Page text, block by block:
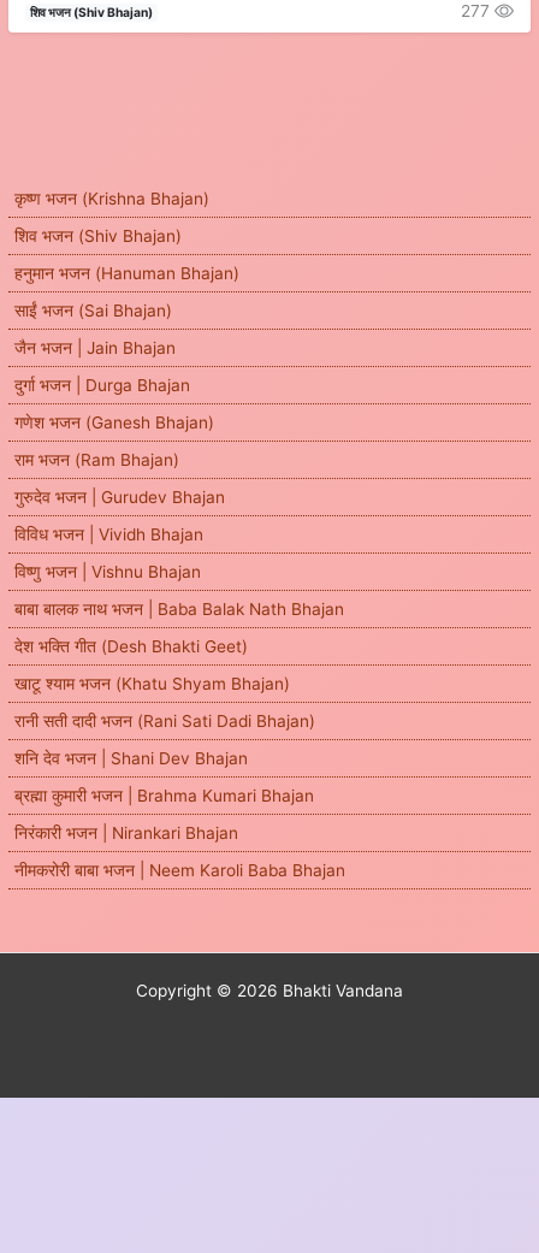
कृष्ण भजन (Krishna Bhajan)
शिव भजन (Shiv Bhajan)
हनुमान भजन (Hanuman Bhajan)
साईं भजन (Sai Bhajan)
जैन भजन | Jain Bhajan
दुर्गा भजन | Durga Bhajan
गणेश भजन (Ganesh Bhajan)
राम भजन (Ram Bhajan)
गुरुदेव भजन | Gurudev Bhajan
विविध भजन | Vividh Bhajan
विष्णु भजन | Vishnu Bhajan
बाबा बालक नाथ भजन | Baba Balak Nath Bhajan
देश भक्ति गीत (Desh Bhakti Geet)
खाटू श्याम भजन (Khatu Shyam Bhajan)
रानी सती दादी भजन (Rani Sati Dadi Bhajan)
शनि देव भजन | Shani Dev Bhajan
ब्रह्मा कुमारी भजन | Brahma Kumari Bhajan
निरंकारी भजन | Nirankari Bhajan
नीमकरोरी बाबा भजन | Neem Karoli Baba Bhajan
शिव भजन (Shiv Bhajan) 277
Copyright © 2026 Bhakti Vandana